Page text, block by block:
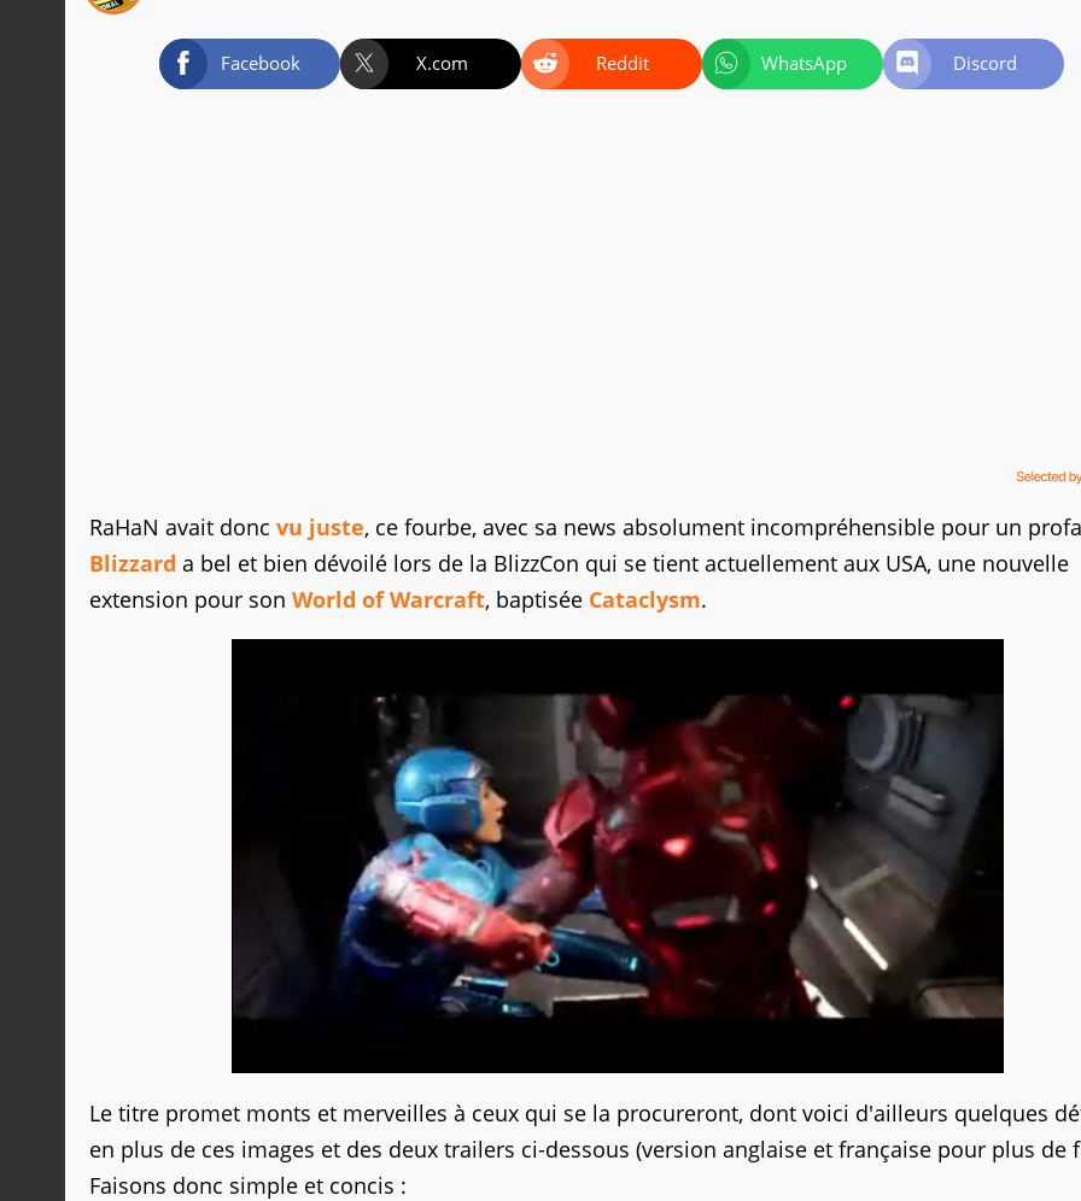
Facebook X.com Reddit WhatsApp Discord
RaHaN avait donc vu juste, ce fourbe, avec sa news absolument incompréhensible pour un
Blizzard a bel et bien dévoilé lors de la BlizzCon qui se tient actuellement aux USA, une nouvelle
extension pour son World of Warcraft, baptisée Cataclysm.
Le titre promet monts et merveilles à ceux qui se la procureront, dont voici d'ailleurs quelques
en plus de ces images et des deux trailers ci-dessous (version anglaise et française pour plus de
Faisons donc simple et concis :